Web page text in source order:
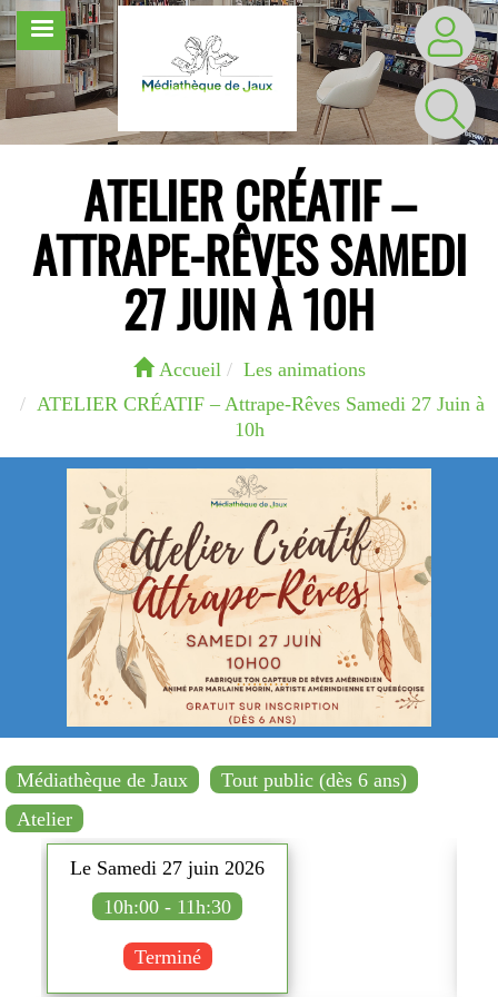
Aller
au
contenu
principal
MENU
ATELIER CRÉATIF –
ATTRAPE-RÊVES SAMEDI
27 JUIN À 10H
Accueil
Les animations
ATELIER CRÉATIF – Attrape-Rêves Samedi 27 Juin à
10h
Médiathèque de Jaux
Tout public (dès 6 ans)
Atelier
Le Samedi 27 juin 2026
10h:00 - 11h:30
Terminé